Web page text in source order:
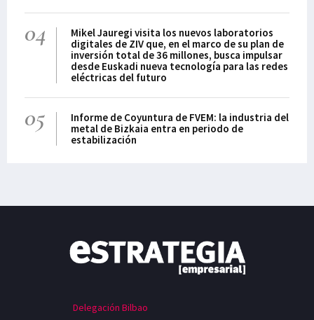
04
Mikel Jauregi visita los nuevos laboratorios
digitales de ZIV que, en el marco de su plan de
inversión total de 36 millones, busca impulsar
desde Euskadi nueva tecnología para las redes
eléctricas del futuro
05
Informe de Coyuntura de FVEM: la industria del
metal de Bizkaia entra en periodo de
estabilización
Delegación Bilbao